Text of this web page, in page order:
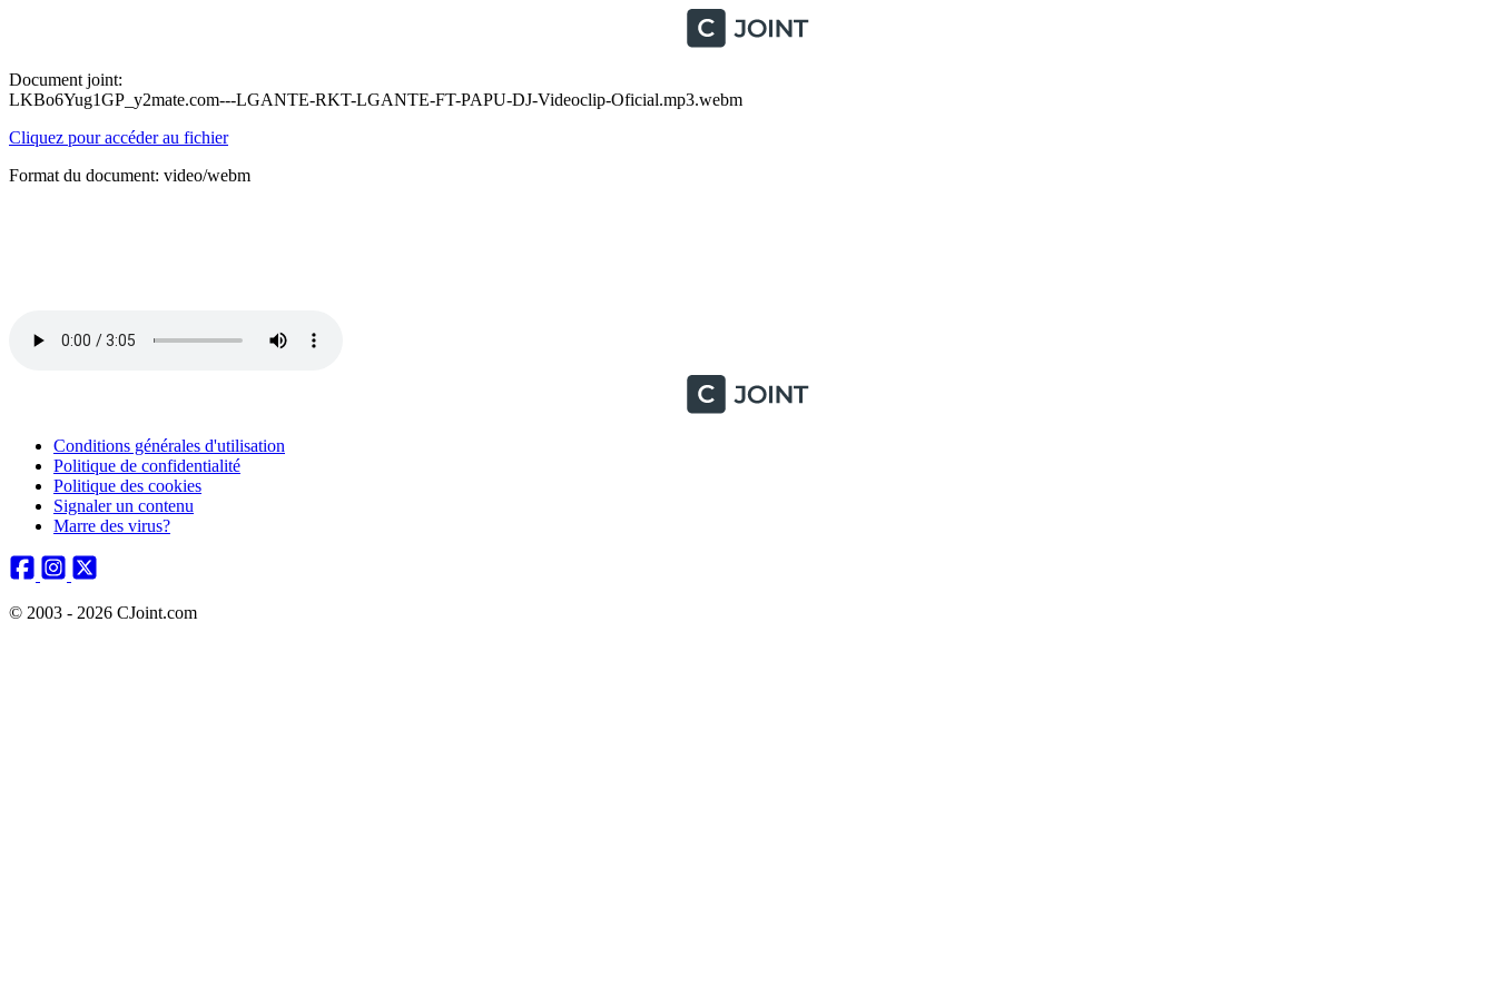
Document joint:
LKBo6Yug1GP_y2mate.com---LGANTE-RKT-LGANTE-FT-PAPU-DJ-Videoclip-Oficial.mp3.webm
Cliquez pour accéder au fichier
Format du document: video/webm
Conditions générales d'utilisation
Politique de confidentialité
Politique des cookies
Signaler un contenu
Marre des virus?
© 2003 - 2026 CJoint.com